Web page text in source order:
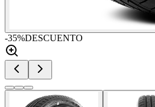
-35%DESCUENTO